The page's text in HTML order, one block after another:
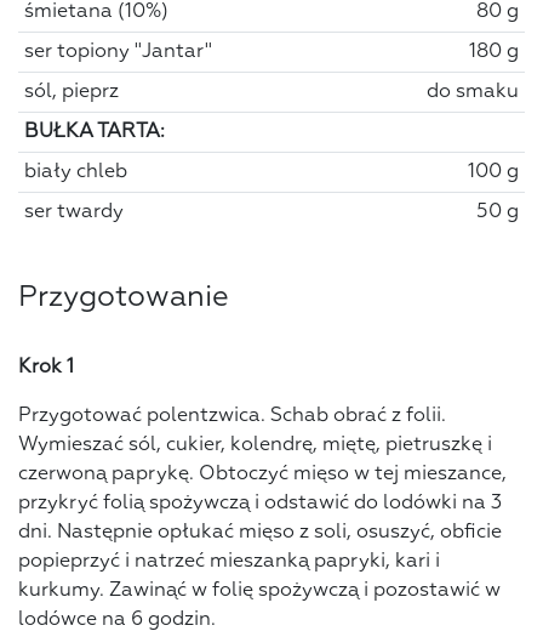
śmietana (10%) 80 g
ser topiony "Jantar" 180 g
sól, pieprz do smaku
BUŁKA TARTA:
biały chleb 100 g
ser twardy 50 g
Przygotowanie
Krok 1
Przygotować polentzwica. Schab obrać z folii.
Wymieszać sól, cukier, kolendrę, miętę, pietruszkę i
czerwoną paprykę. Obtoczyć mięso w tej mieszance,
przykryć folią spożywczą i odstawić do lodówki na 3
dni. Następnie opłukać mięso z soli, osuszyć, obficie
popieprzyć i natrzeć mieszanką papryki, kari i
kurkumy. Zawinąć w folię spożywczą i pozostawić w
lodówce na 6 godzin.